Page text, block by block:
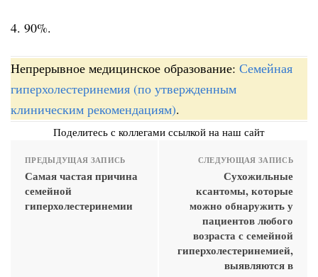
4. 90%.
Непрерывное медицинское образование: Семейная
гиперхолестеринемия (по утвержденным
клиническим рекомендациям).
Поделитесь с коллегами ссылкой на наш сайт
ПРЕДЫДУЩАЯ ЗАПИСЬ
Самая частая причина
семейной
гиперхолестеринемии
СЛЕДУЮЩАЯ ЗАПИСЬ
Сухожильные
ксантомы, которые
можно обнаружить у
пациентов любого
возраста с семейной
гиперхолестеринемией,
выявляются в